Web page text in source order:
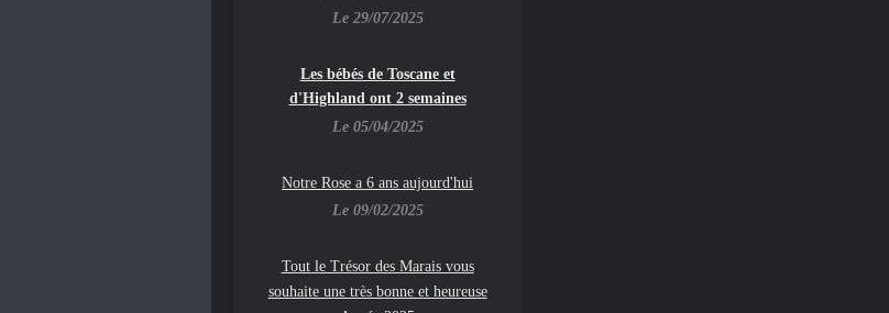
Le 29/07/2025
Les bébés de Toscane et
d'Highland ont 2 semaines
Le 05/04/2025
Notre Rose a 6 ans aujourd'hui
Le 09/02/2025
Tout le Trésor des Marais vous
souhaite une très bonne et heureuse